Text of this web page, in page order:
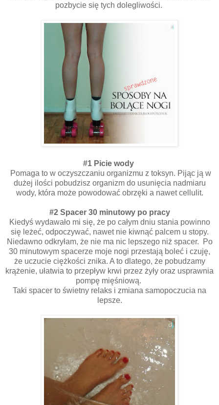
pozbycie się tych dolegliwości.
#1 Picie wody
Pomaga to w oczyszczaniu organizmu z toksyn. Pijąc ją w
dużej ilości pobudzisz organizm do usunięcia nadmiaru
wody, która może powodować obrzęki a nawet cellulit.
#2 Spacer 30 minutowy po pracy
Kiedyś wydawało mi się, że po całym dniu stania powinno
się leżeć, odpoczywać, nawet nie kiwnąć palcem u stopy.
Niedawno odkryłam, że nie ma nic lepszego niż spacer. Po
30 minutowym spacerze moje nogi przestają boleć i czuję,
że uczucie ciężkości znika. A to dlatego, że pobudzamy
krążenie, ułatwia to przepływ krwi przez żyły oraz usprawnia
pompę mięśniową.
Taki spacer to świetny relaks i zmiana samopoczucia na
lepsze.